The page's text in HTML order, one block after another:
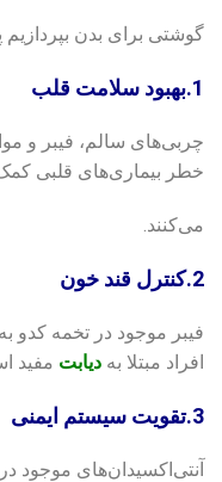
گوشتی برای بدن بپردازیم
1.بهبود سلامت قلب
چربی‌های سالم، فیبر و
خطر بیماری‌های قلبی
می‌کنند.
2.کنترل قند خون
فیبر موجود در تخمه کدو
افراد مبتلا به دیابت مفید
3.تقویت سیستم ایمنی
آنتی‌اکسیدان‌های موجود